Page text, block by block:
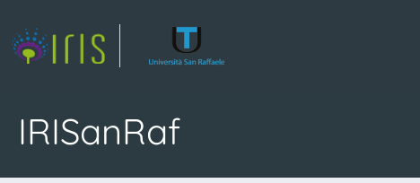
IRISanRaf